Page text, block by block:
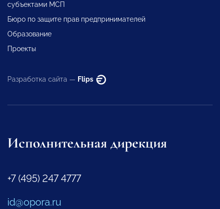
субъектами МСП
Бюро по защите прав предпринимателей
Образование
Проекты
Разработка сайта — Flips
Исполнительная дирекция
+7 (495) 247 4777
id@opora.ru